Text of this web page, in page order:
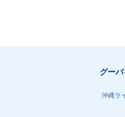
グー
沖縄ラ